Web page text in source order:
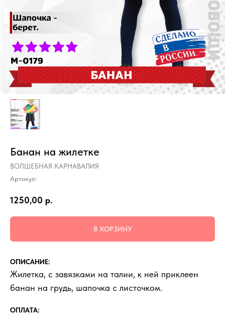
Банан на жилетке
ВОЛШЕБНАЯ КАРНАВАЛИЯ
Артикул:
1250,00 р.
В КОРЗИНУ
ОПИСАНИЕ:
Жилетка, с завязками на талии, к ней приклеен
банан на грудь, шапочка с листочком.
ОПЛАТА: